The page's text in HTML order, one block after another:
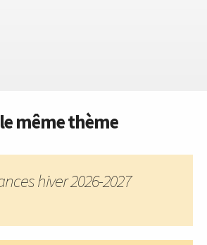
même thème
hiver 2026-2027